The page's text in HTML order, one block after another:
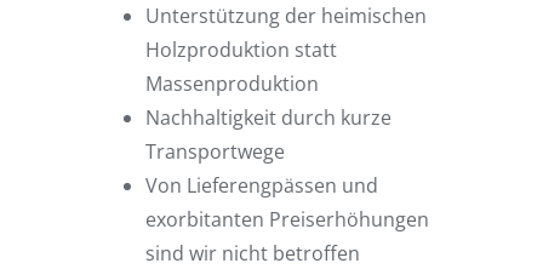
Unterstützung der heimischen
Holzproduktion statt
Massenproduktion
Nachhaltigkeit durch kurze
Transportwege
Von Lieferengpässen und
exorbitanten Preiserhöhungen
sind wir nicht betroffen